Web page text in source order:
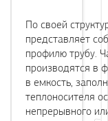
По своей
представляет
профилю трубу.
производятся в
в емкость,
теплоносителя
непрерывного